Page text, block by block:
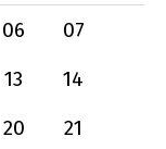
06
07
13
14
20
21